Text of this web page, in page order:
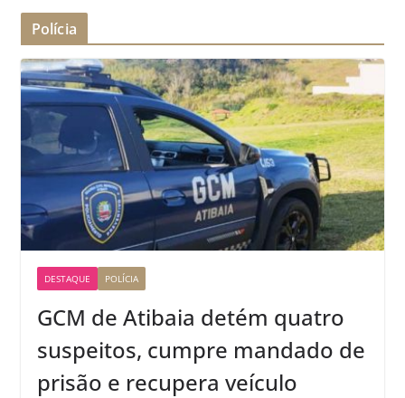
Polícia
DESTAQUE POLÍCIA
GCM de Atibaia detém quatro
suspeitos, cumpre mandado de
prisão e recupera veículo